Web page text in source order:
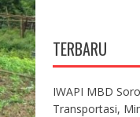
TERBARU
IWAPI MBD
Transportasi,